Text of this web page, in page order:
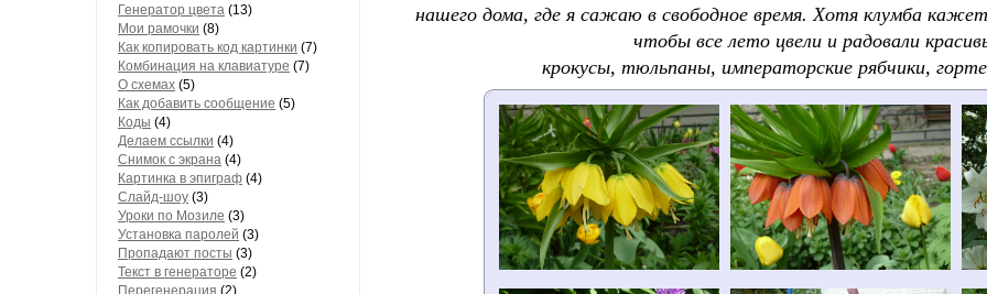
Генератор цвета (13)
Мои рамочки (8)
Как копировать код картинки (7)
Комбинация на клавиатуре (7)
О схемах (5)
Как добавить сообщение (5)
Коды (4)
Делаем ссылки (4)
Снимок с экрана (4)
Картинка в эпиграф (4)
Слайд-шоу (3)
Уроки по Мозиле (3)
Установка паролей (3)
Пропадают посты (3)
Текст в генераторе (2)
Перегенерация (2)
нашего дома, где я сажаю в свободное время. Хотя клумба
чтобы все лето цвели и радовали
крокусы, тюльпаны, императорские рябчики,